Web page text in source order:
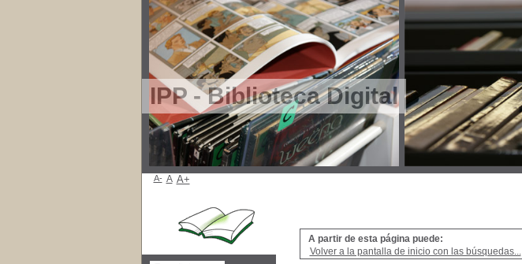
IPP - Biblioteca Digital
A partir de esta página puede:
Volver a la pantalla de inicio con las búsquedas...
A- A A+